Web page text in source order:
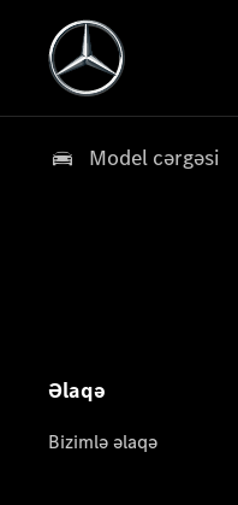
Model cərgəsi
Əlaqə
Bizimlə əlaqə